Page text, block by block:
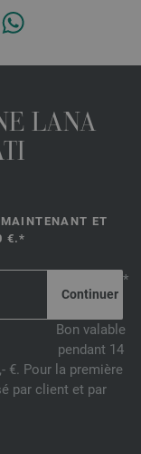
LANA
ET
€.*
*
Bon valable
pendant 14
€. Pour la première
par client et par